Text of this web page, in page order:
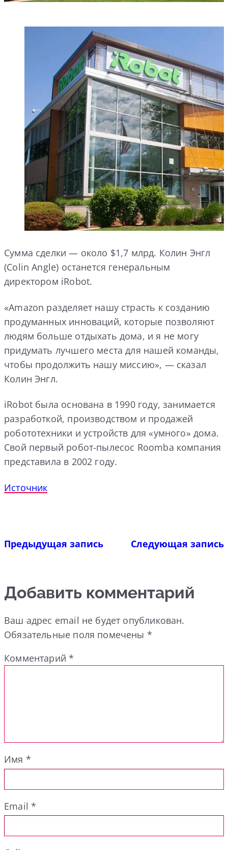
Сумма сделки — около $1,7 млрд. Колин Энгл
(Colin Angle) останется генеральным
директором iRobot.
«Amazon разделяет нашу страсть к созданию
продуманных инноваций, которые позволяют
людям больше отдыхать дома, и я не могу
придумать лучшего места для нашей команды,
чтобы продолжить нашу миссию», — сказал
Колин Энгл.
iRobot была основана в 1990 году, занимается
разработкой, производством и продажей
робототехники и устройств для «умного» дома.
Свой первый робот-пылесос Roomba компания
представила в 2002 году.
Источник
Предыдущая запись Следующая запись
Добавить комментарий
Ваш адрес email не будет опубликован.
Обязательные поля помечены *
Комментарий*
Имя *
Email*